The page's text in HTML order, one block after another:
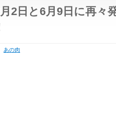
2日と6月9日に再々
あの肉